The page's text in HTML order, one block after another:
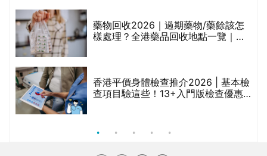
藥物回收2026｜過期藥物/藥餘該怎
樣處理？全港藥品回收地點一覽｜屈
香港平價身體檢查推介2026 | 基本檢
查項目驗這些！13+入門版檢查優惠